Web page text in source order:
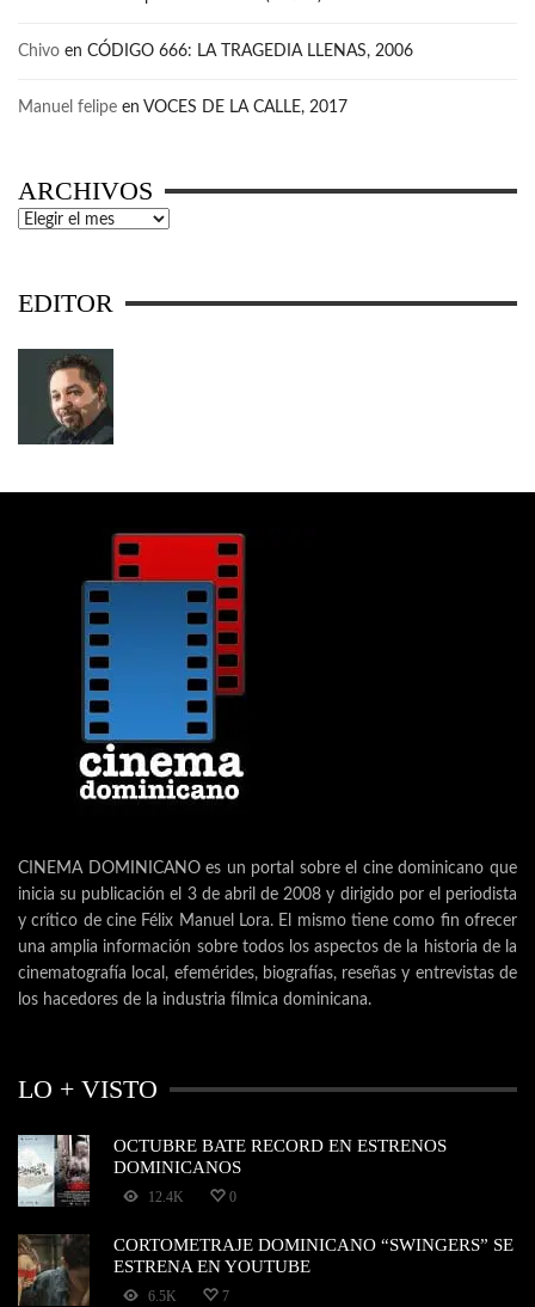
Chivo en CÓDIGO 666: LA TRAGEDIA LLENAS, 2006
Manuel felipe en VOCES DE LA CALLE, 2017
ARCHIVOS
Archivos
EDITOR
CINEMA DOMINICANO es un portal sobre el cine dominicano que
inicia su publicación el 3 de abril de 2008 y dirigido por el periodista
y crítico de cine Félix Manuel Lora. El mismo tiene como fin ofrecer
una amplia información sobre todos los aspectos de la historia de la
cinematografía local, efemérides, biografías, reseñas y entrevistas de
los hacedores de la industria fílmica dominicana.
LO + VISTO
OCTUBRE BATE RECORD EN ESTRENOS
DOMINICANOS
12.4K 0
CORTOMETRAJE DOMINICANO “SWINGERS” SE
ESTRENA EN YOUTUBE
6.5K 7